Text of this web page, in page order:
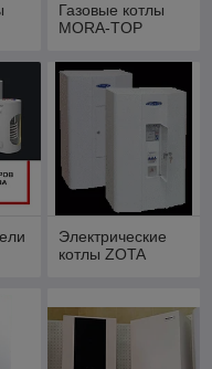
Газовые котлы
MORA-TOP
Электрические
котлы ZOTA